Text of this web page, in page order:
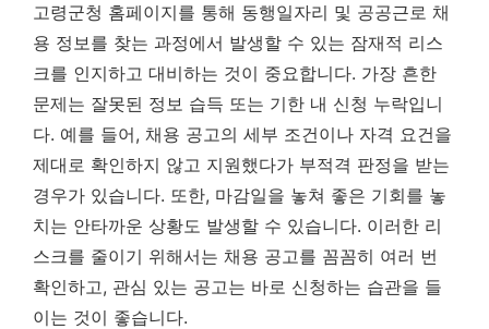
고령군청 홈페이지를 통해 동행일자리 및 공공근로 채
용 정보를 찾는 과정에서 발생할 수 있는 잠재적 리스
크를 인지하고 대비하는 것이 중요합니다. 가장 흔한
문제는 잘못된 정보 습득 또는 기한 내 신청 누락입니
다. 예를 들어, 채용 공고의 세부 조건이나 자격 요건을
제대로 확인하지 않고 지원했다가 부적격 판정을 받는
경우가 있습니다. 또한, 마감일을 놓쳐 좋은 기회를 놓
치는 안타까운 상황도 발생할 수 있습니다. 이러한 리
스크를 줄이기 위해서는 채용 공고를 꼼꼼히 여러 번
확인하고, 관심 있는 공고는 바로 신청하는 습관을 들
이는 것이 좋습니다.